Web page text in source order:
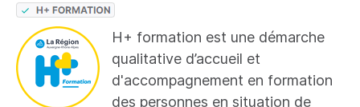
H+ formation est une démarche
qualitative d’accueil et
d'accompagnement en formation
des personnes en situation de